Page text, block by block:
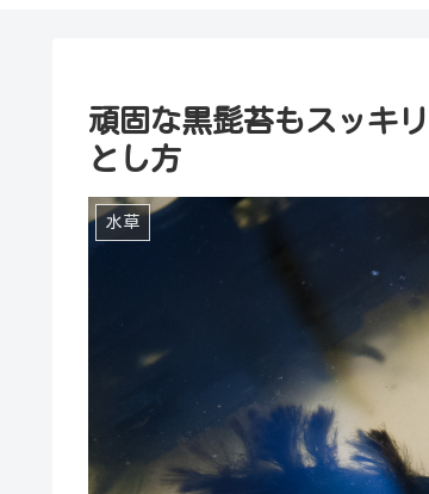
頑固な黒髭苔もスッキ
とし方
水草